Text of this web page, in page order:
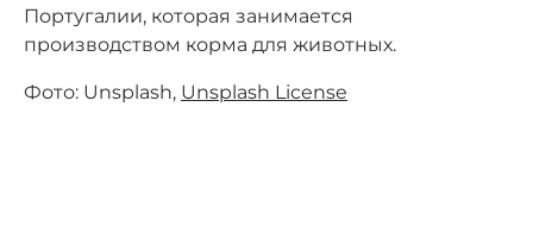
Португалии, которая занимается
производством корма для животных.
Фото: Unsplash, Unsplash License